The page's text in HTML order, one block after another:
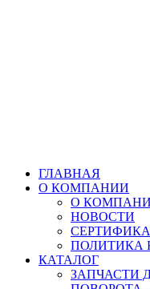
ГЛАВНАЯ
О КОМПАНИИ
О
НОВОСТИ
ПОЛИТИКА
КАТАЛОГ
ЗАПЧАСТИ